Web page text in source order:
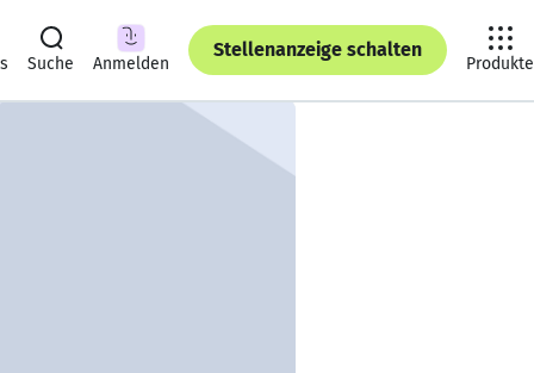
Suche Anmelden
Stellenanzeige schalten
Produkte